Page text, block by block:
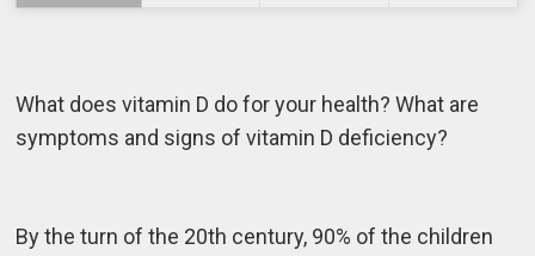
What does vitamin D do for your health? What are
symptoms and signs of vitamin D deficiency?
By the turn of the 20th century, 90% of the children